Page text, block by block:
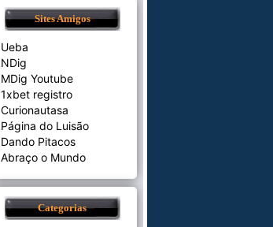
Sites Amigos
Ueba
NDig
MDig Youtube
1xbet registro
Curionautasa
Página do Luisão
Dando Pitacos
Abraço o Mundo
Categorias